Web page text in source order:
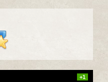
+1